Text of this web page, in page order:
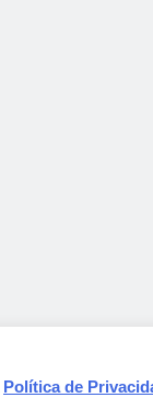
Gebbeg Powered By
Política de